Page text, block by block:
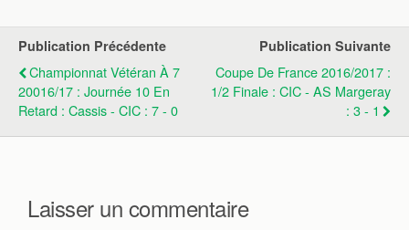
Publication Précédente
Championnat Vétéran À 7
20016/17 : Journée 10 En
Retard : Cassis - CIC : 7 - 0
Publication Suivante
Coupe De France 2016/2017 :
1/2 Finale : CIC - AS Margeray
: 3 - 1
Laisser un commentaire